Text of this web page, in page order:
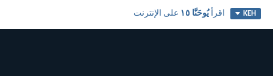
KEH اقرأيُوحَنَّا ١٥ على الإنترنت